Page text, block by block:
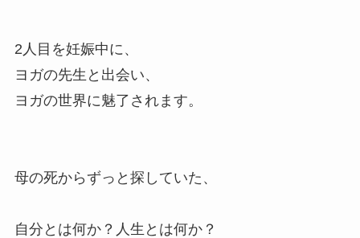
2人目を妊娠中に、
ヨガの先生と出会い、
ヨガの世界に魅了されます。
母の死からずっと探していた、
自分とは何か？人生とは何か？